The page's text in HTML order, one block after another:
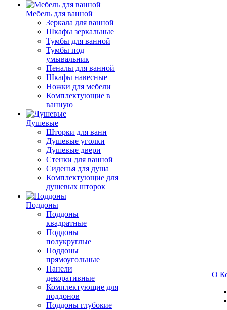
Мебель для ванной
Зеркала для ванной
Шкафы зеркальные
Тумбы для ванной
Тумбы под
умывальник
Пеналы для ванной
Шкафы навесные
Ножки для мебели
Комплектующие в
ванную
Душевые
Шторки для ванн
Душевые уголки
Душевые двери
Стенки для ванной
Сиденья для душа
Комплектующие для
душевых шторок
Поддоны
Поддоны
квадратные
Поддоны
полукруглые
Поддоны
прямоугольные
Панели
декоративные
Комплектующие для
поддонов
Поддоны глубокие
О